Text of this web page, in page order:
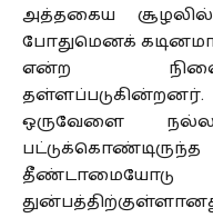
அத்தகைய
போதுமெனக்
என்ற
ஒருவேளை
பட்டுக்கொண்டிருந்த